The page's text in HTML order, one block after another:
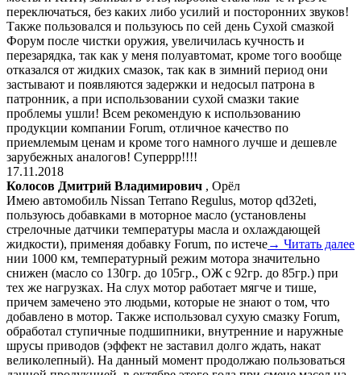
переключаться, без каких либо усилий и посторонних звуков!
Также пользовался и пользуюсь по сей день Сухой смазкой
Форум после чистки оружия, увеличилась кучность и
перезарядка, так как у меня полуавтомат, кроме того вообще
отказался от жидких смазок, так как в зимний период они
застывают и появляются задержки и недосыл патрона в
патронник, а при использовании сухой смазки такие
проблемы ушли! Всем рекомендую к использованию
продукции компании Forum, отличное качество по
приемлемым ценам и кроме того намного лучше и дешевле
зарубежных аналогов! Суперрр!!!!
17.11.2018
Колосов Дмитрий Владимирович , Орёл
Имею автомобиль Nissan Terrano Regulus, мотор qd32eti,
пользуюсь добавками в моторное масло (установлены
стрелочные датчики температуры масла и охлаждающей
жидкости), применяя добавку Forum, по истече→ Читать далее
нии 1000 км, температурный режим мотора значительно
снижен (масло со 130гр. до 105гр., ОЖ с 92гр. до 85гр.) при
тех же нагрузках. На слух мотор работает мягче и тише,
причем замечено это людьми, которые не знают о том, что
добавлено в мотор. Также использовал сухую смазку Forum,
обработал ступичные подшипники, внутренние и наружные
шрусы приводов (эффект не заставил долго ждать, накат
великолепный). На данный момент продолжаю пользоваться